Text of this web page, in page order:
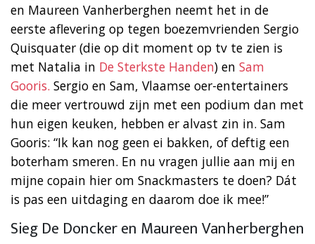
en Maureen Vanherberghen neemt het in de
eerste aflevering op tegen boezemvrienden Sergio
Quisquater (die op dit moment op tv te zien is
met Natalia in De Sterkste Handen) en Sam
Gooris. Sergio en Sam, Vlaamse oer-entertainers
die meer vertrouwd zijn met een podium dan met
hun eigen keuken, hebben er alvast zin in. Sam
Gooris: “Ik kan nog geen ei bakken, of deftig een
boterham smeren. En nu vragen jullie aan mij en
mijne copain hier om Snackmasters te doen? Dát
is pas een uitdaging en daarom doe ik mee!”
Sieg De Doncker en Maureen Vanherberghen